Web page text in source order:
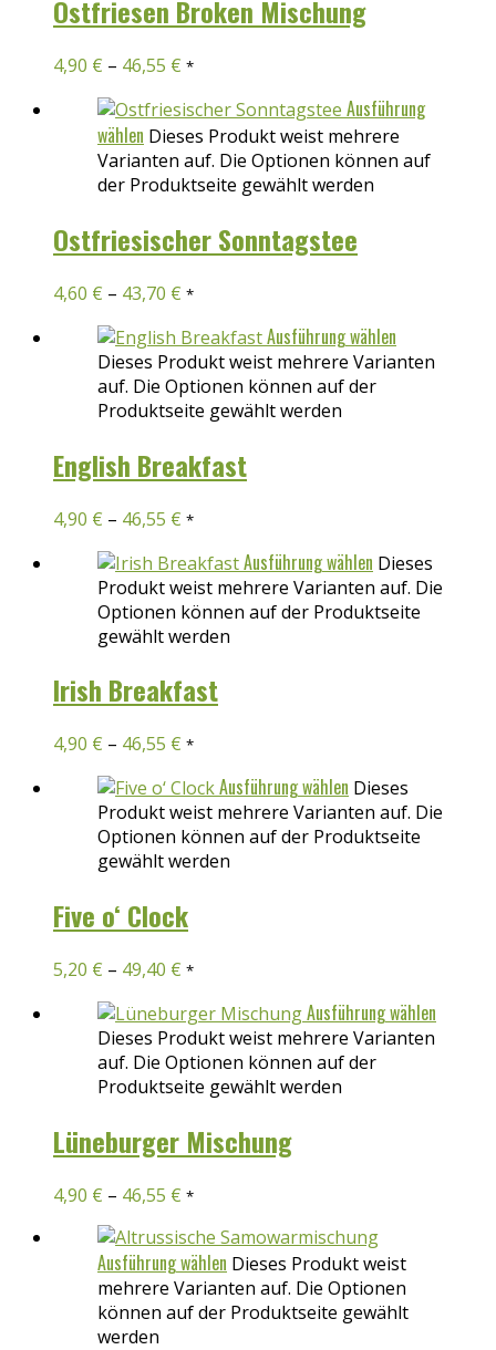
Ostfriesen Broken Mischung
4,90 € – 46,55 € *
Ausführung
wählen Dieses Produkt weist mehrere
Varianten auf. Die Optionen können auf
der Produktseite gewählt werden
Ostfriesischer Sonntagstee
4,60 € – 43,70 € *
Ausführung wählen
Dieses Produkt weist mehrere Varianten
auf. Die Optionen können auf der
Produktseite gewählt werden
English Breakfast
4,90 € – 46,55 € *
Ausführung wählen Dieses
Produkt weist mehrere Varianten auf. Die
Optionen können auf der Produktseite
gewählt werden
Irish Breakfast
4,90 € – 46,55 € *
Ausführung wählen Dieses
Produkt weist mehrere Varianten auf. Die
Optionen können auf der Produktseite
gewählt werden
Five o‘ Clock
5,20 € – 49,40 € *
Ausführung wählen
Dieses Produkt weist mehrere Varianten
auf. Die Optionen können auf der
Produktseite gewählt werden
Lüneburger Mischung
4,90 € – 46,55 € *
Ausführung wählen Dieses Produkt weist
mehrere Varianten auf. Die Optionen
können auf der Produktseite gewählt
werden